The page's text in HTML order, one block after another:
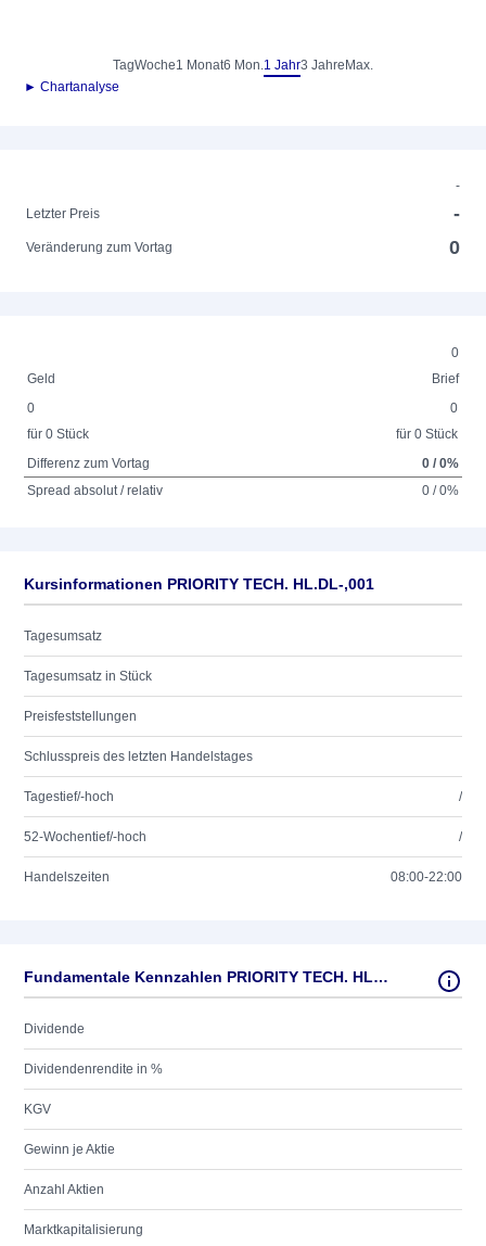
TagWoche1 Monat6 Mon.1 Jahr3 Jahre Max.
► Chartanalyse
-
Letzter Preis
-
Veränderung zum Vortag 0
0
Geld
Brief
0
für 0 Stück
0
für 0 Stück
Differenz zum Vortag
0 / 0%
Spread absolut / relativ
0 / 0%
Kursinformationen PRIORITY TECH. HL.DL-,001
Tagesumsatz
Tagesumsatz in Stück
Preisfeststellungen
Schlusspreis des letzten Handelstages
Tagestief/-hoch /
52-Wochentief/-hoch /
Handelszeiten 08:00-22:00
Fundamentale Kennzahlen PRIORITY TECH. HL.DL-,001
Dividende
Dividendenrendite in %
KGV
Gewinn je Aktie
Anzahl Aktien
Marktkapitalisierung